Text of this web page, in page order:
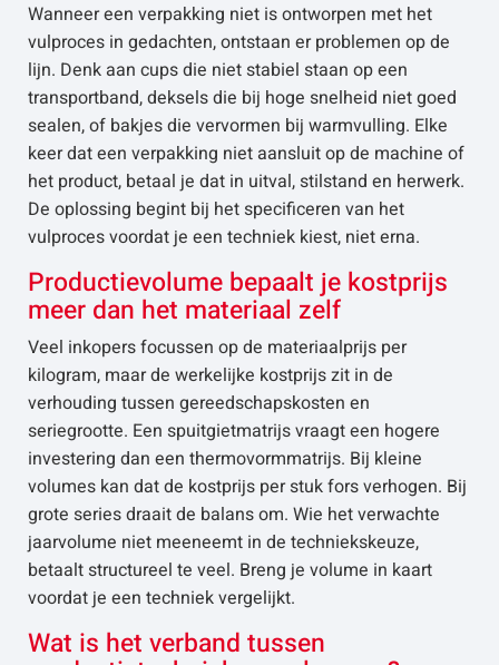
Wanneer een verpakking niet is ontworpen met het
vulproces in gedachten, ontstaan er problemen op de
lijn. Denk aan cups die niet stabiel staan op een
transportband, deksels die bij hoge snelheid niet goed
sealen, of bakjes die vervormen bij warmvulling. Elke
keer dat een verpakking niet aansluit op de machine of
het product, betaal je dat in uitval, stilstand en herwerk.
De oplossing begint bij het specificeren van het
vulproces voordat je een techniek kiest, niet erna.
Productievolume bepaalt je kostprijs
meer dan het materiaal zelf
Veel inkopers focussen op de materiaalprijs per
kilogram, maar de werkelijke kostprijs zit in de
verhouding tussen gereedschapskosten en
seriegrootte. Een spuitgietmatrijs vraagt een hogere
investering dan een thermovormmatrijs. Bij kleine
volumes kan dat de kostprijs per stuk fors verhogen. Bij
grote series draait de balans om. Wie het verwachte
jaarvolume niet meeneemt in de techniekskeuze,
betaalt structureel te veel. Breng je volume in kaart
voordat je een techniek vergelijkt.
Wat is het verband tussen